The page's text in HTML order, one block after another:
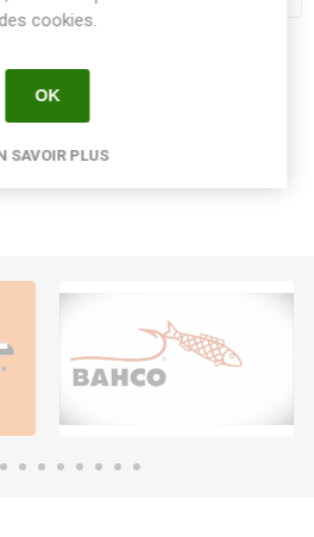
Share:
des cookies.
OK
SAVOIR PLUS